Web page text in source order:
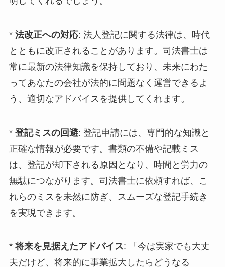
* 法改正への対応: 法人登記に関する法律は、時代
とともに改正されることがあります。司法書士は
常に最新の法律知識を保持しており、未来にわた
ってあなたの会社が法的に問題なく運営できるよ
う、適切なアドバイスを提供してくれます。
* 登記ミスの回避: 登記申請には、専門的な知識と
正確な情報が必要です。書類の不備や記載ミス
は、登記が却下される原因となり、時間と労力の
無駄につながります。司法書士に依頼すれば、こ
れらのミスを未然に防ぎ、スムーズな登記手続き
を実現できます。
* 将来を見据えたアドバイス: 「今は実家でも大丈
夫だけど、将来的に事業拡大したらどうなる